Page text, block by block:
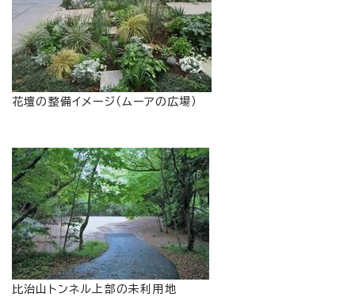
花壇の整備イメージ（ムーアの広場）
比治山トンネル上部の未利用地